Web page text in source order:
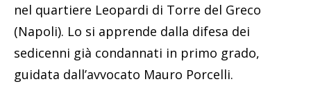
nel quartiere Leopardi di Torre del Greco
(Napoli). Lo si apprende dalla difesa dei
sedicenni già condannati in primo grado,
guidata dall’avvocato Mauro Porcelli.